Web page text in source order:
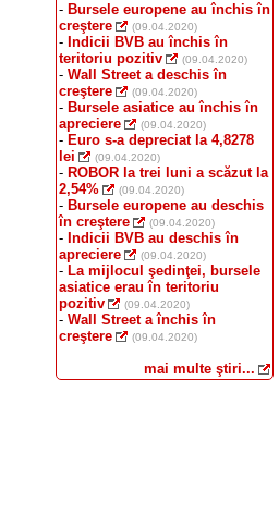
- Bursele europene au închis în
creştere
(09.04.2020)
- Indicii BVB au închis în
teritoriu pozitiv
(09.04.2020)
- Wall Street a deschis în
creştere
(09.04.2020)
- Bursele asiatice au închis în
apreciere
(09.04.2020)
- Euro s-a depreciat la 4,8278
lei
(09.04.2020)
- ROBOR la trei luni a scăzut la
2,54%
(09.04.2020)
- Bursele europene au deschis
în creştere
(09.04.2020)
- Indicii BVB au deschis în
apreciere
(09.04.2020)
- La mijlocul şedinţei, bursele
asiatice erau în teritoriu
pozitiv
(09.04.2020)
- Wall Street a închis în
creştere
(09.04.2020)
mai multe ştiri...